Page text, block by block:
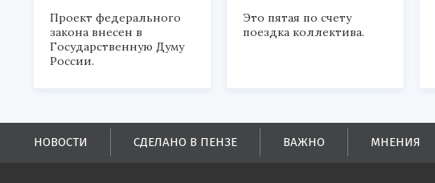
Проект федерального
закона внесен в
Государственную Думу
России.
Это пятая по счету
поездка коллектива.
НОВОСТИ СДЕЛАНО В ПЕНЗЕ ВАЖНО МНЕНИЯ